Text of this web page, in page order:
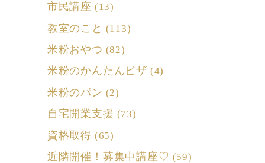
市民講座 (13)
教室のこと (113)
米粉おやつ (82)
米粉のかんたんピザ (4)
米粉のパン (2)
自宅開業支援 (73)
資格取得 (65)
近隣開催！募集中講座♡ (59)